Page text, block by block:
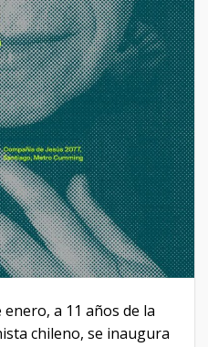
a 11 años de la
chileno, se inaugura